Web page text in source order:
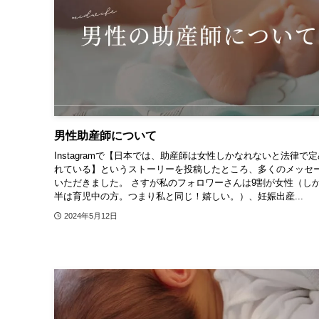
男性助産師について
Instagramで【日本では、助産師は女性しかなれないと法律で
れている】というストーリーを投稿したところ、多くのメッセ
いただきました。 さすが私のフォロワーさんは9割が女性（し
半は育児中の方。つまり私と同じ！嬉しい。）、妊娠出産...
2024年5月12日